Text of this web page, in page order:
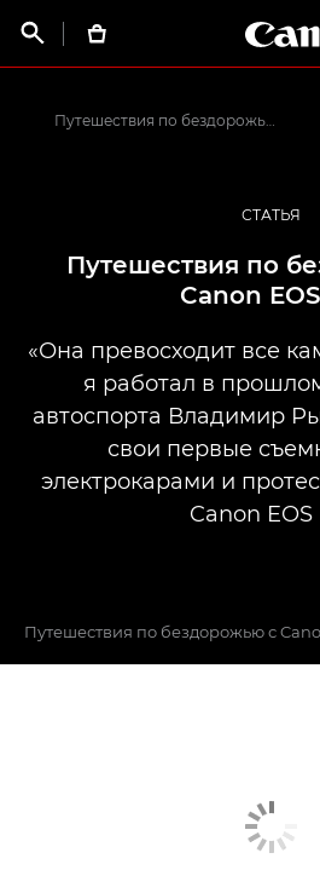
 
Профессиональная фото- и видеосъемка
Истории от профессионалов: вдохновляющие идеи для печати, а также фото- и видеосъемки
СТАТЬЯ
Путешествия по
Canon
«Она превосходит все
я работал в
автоспорта Владимир
свои первые
электрокарами и
Canon EOS
Путешествия по бездорожью с
Автофокусировка с управлением